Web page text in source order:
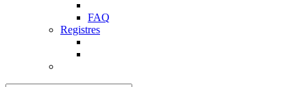
FAQ
Registres